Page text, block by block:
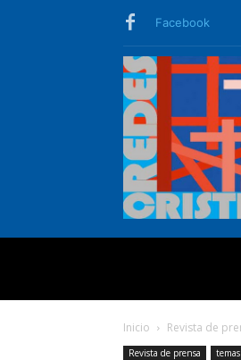
Facebook
Inicio Revista de
Revista de prensa